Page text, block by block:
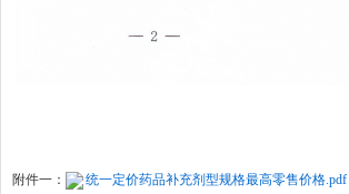
附件一：
统一定价药品补充剂型规格最高零售价格.pdf